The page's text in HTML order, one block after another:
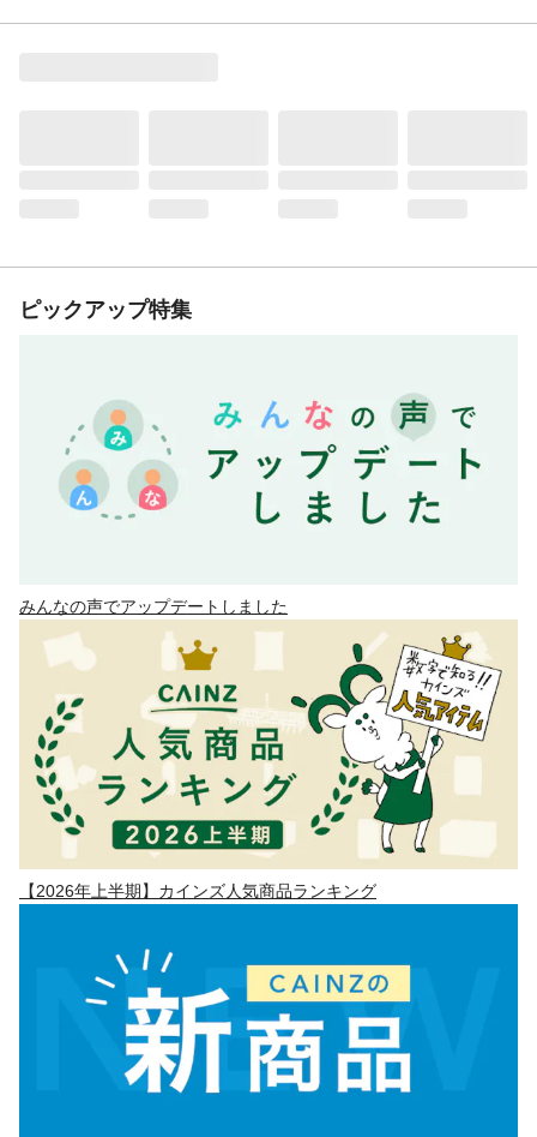
ピックアップ特集
みんなの声でアップデートしました
【2026年上半期】カインズ人気商品ランキング